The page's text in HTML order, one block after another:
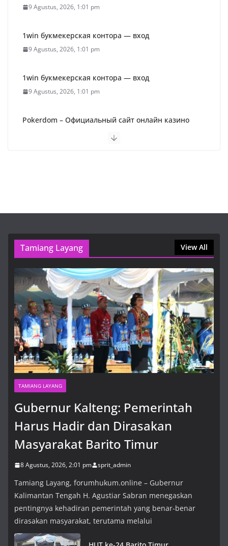
9 Agustus, 2026, 1:01 pm
1win букмекерская контора — вход
9 Agustus, 2026, 1:01 pm
1win букмекерская контора — вход
9 Agustus, 2026, 1:01 pm
Pokerdom – Официальный сайт онлайн казино
9 Agustus, 2026, 1:01 pm
Tamiang Layang View All
TAMIANG LAYANG
Gubernur Kalteng: Pemerintah
Harus Hadir dan Dirasakan
Masyarakat Barito Timur
8 Agustus, 2026, 2:01 pm sprit_admin
Tamiang Layang, forumhukum.online – Gubernur
Kalimantan Tengah H. Agustiar Sabran menegaskan
pentingnya kehadiran pemerintah yang benar-benar
dirasakan masyarakat, terutama melalui